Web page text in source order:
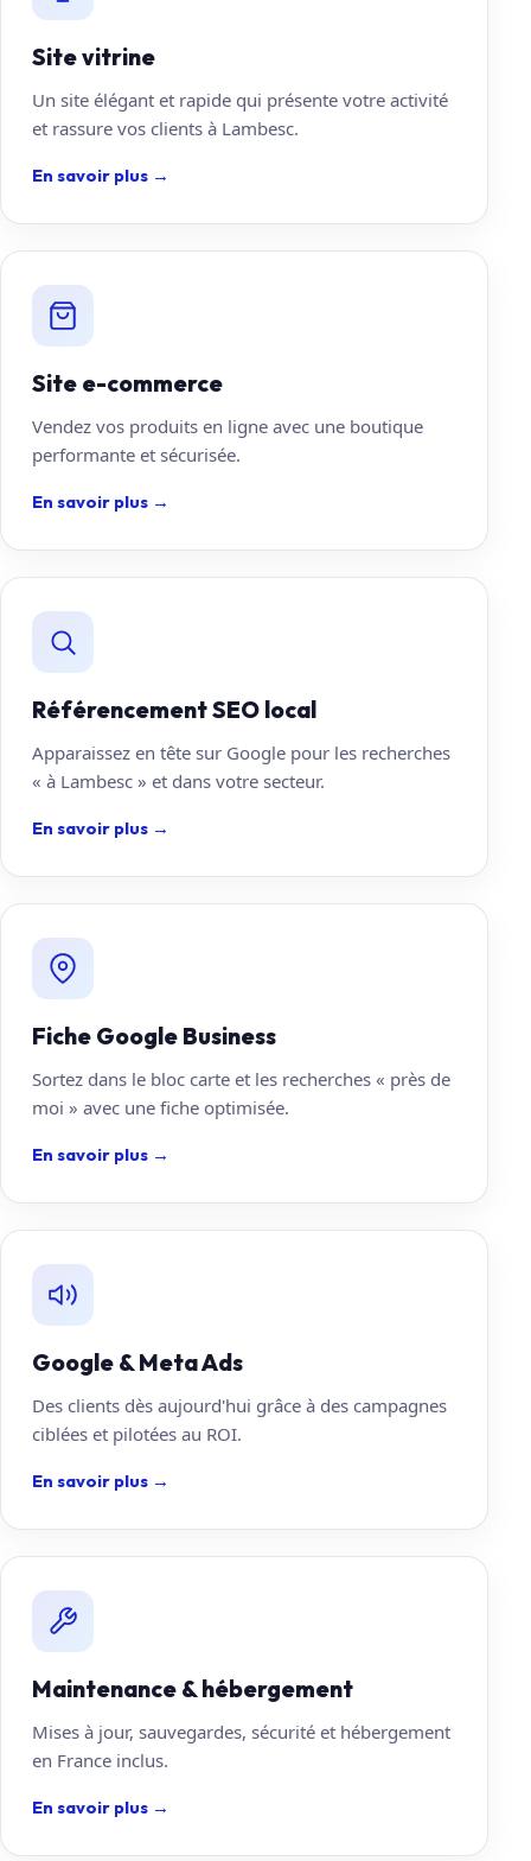
Site vitrine
Un site élégant et rapide qui présente votre activité
et rassure vos clients à Lambesc.
En savoir plus →
Site e-commerce
Vendez vos produits en ligne avec une boutique
performante et sécurisée.
En savoir plus →
Référencement SEO local
Apparaissez en tête sur Google pour les recherches
« à Lambesc » et dans votre secteur.
En savoir plus →
Fiche Google Business
Sortez dans le bloc carte et les recherches « près de
moi » avec une fiche optimisée.
En savoir plus →
Google & Meta Ads
Des clients dès aujourd'hui grâce à des campagnes
ciblées et pilotées au ROI.
En savoir plus →
Maintenance & hébergement
Mises à jour, sauvegardes, sécurité et hébergement
en France inclus.
En savoir plus →